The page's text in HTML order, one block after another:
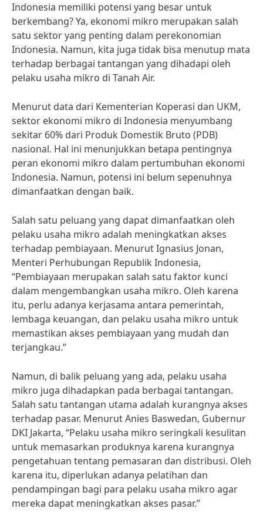
Indonesia memiliki potensi yang besar untuk
berkembang? Ya, ekonomi mikro merupakan salah
satu sektor yang penting dalam perekonomian
Indonesia. Namun, kita juga tidak bisa menutup mata
terhadap berbagai tantangan yang dihadapi oleh
pelaku usaha mikro di Tanah Air.
Menurut data dari Kementerian Koperasi dan UKM,
sektor ekonomi mikro di Indonesia menyumbang
sekitar 60% dari Produk Domestik Bruto (PDB)
nasional. Hal ini menunjukkan betapa pentingnya
peran ekonomi mikro dalam pertumbuhan ekonomi
Indonesia. Namun, potensi ini belum sepenuhnya
dimanfaatkan dengan baik.
Salah satu peluang yang dapat dimanfaatkan oleh
pelaku usaha mikro adalah meningkatkan akses
terhadap pembiayaan. Menurut Ignasius Jonan,
Menteri Perhubungan Republik Indonesia,
“Pembiayaan merupakan salah satu faktor kunci
dalam mengembangkan usaha mikro. Oleh karena
itu, perlu adanya kerjasama antara pemerintah,
lembaga keuangan, dan pelaku usaha mikro untuk
memastikan akses pembiayaan yang mudah dan
terjangkau.”
Namun, di balik peluang yang ada, pelaku usaha
mikro juga dihadapkan pada berbagai tantangan.
Salah satu tantangan utama adalah kurangnya akses
terhadap pasar. Menurut Anies Baswedan, Gubernur
DKI Jakarta, “Pelaku usaha mikro seringkali kesulitan
untuk memasarkan produknya karena kurangnya
pengetahuan tentang pemasaran dan distribusi. Oleh
karena itu, diperlukan adanya pelatihan dan
pendampingan bagi para pelaku usaha mikro agar
mereka dapat meningkatkan akses pasar.”